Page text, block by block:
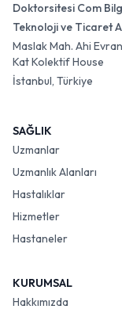
Doktorsitesi Com
Teknoloji ve Ticaret
Maslak Mah. Ahi
Kat Kolektif House
İstanbul, Türkiye
SAĞLIK
Uzmanlar
Uzmanlık Alanları
Hastalıklar
Hizmetler
Hastaneler
KURUMSAL
Hakkımızda